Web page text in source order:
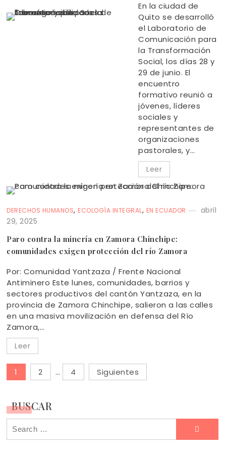
En la ciudad de
Quito se desarrolló
el Laboratorio de
Comunicación para
la Transformación
Social, los días 28 y
29 de junio. El
encuentro
formativo reunió a
jóvenes, líderes
sociales y
representantes de
organizaciones
pastorales, y…
Leer
DERECHOS HUMANOS, ECOLOGÍA INTEGRAL, EN ECUADOR
abril
29, 2025
Paro contra la minería en Zamora Chinchipe:
comunidades exigen protección del río Zamora
Por: Comunidad Yantzaza / Frente Nacional
Antiminero Este lunes, comunidades, barrios y
sectores productivos del cantón Yantzaza, en la
provincia de Zamora Chinchipe, salieron a las calles
en una masiva movilización en defensa del Río
Zamora,…
Leer
Paginación
entradas
1 2 … 4 Siguientes
BUSCAR
for: